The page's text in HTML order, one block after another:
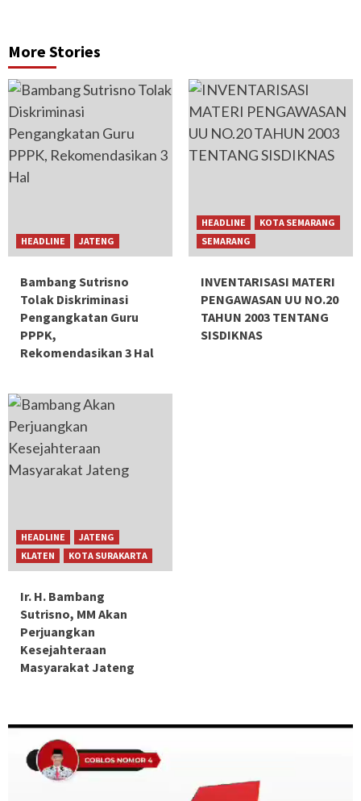
More Stories
HEADLINE JATENG
Bambang Sutrisno
Tolak Diskriminasi
Pengangkatan Guru
PPPK,
Rekomendasikan 3 Hal
HEADLINE
KOTA SEMARANG
SEMARANG
INVENTARISASI MATERI
PENGAWASAN UU NO.20
TAHUN 2003 TENTANG
SISDIKNAS
HEADLINE
JATENG
KLATEN
KOTA SURAKARTA
Ir. H. Bambang
Sutrisno, MM Akan
Perjuangkan
Kesejahteraan
Masyarakat Jateng